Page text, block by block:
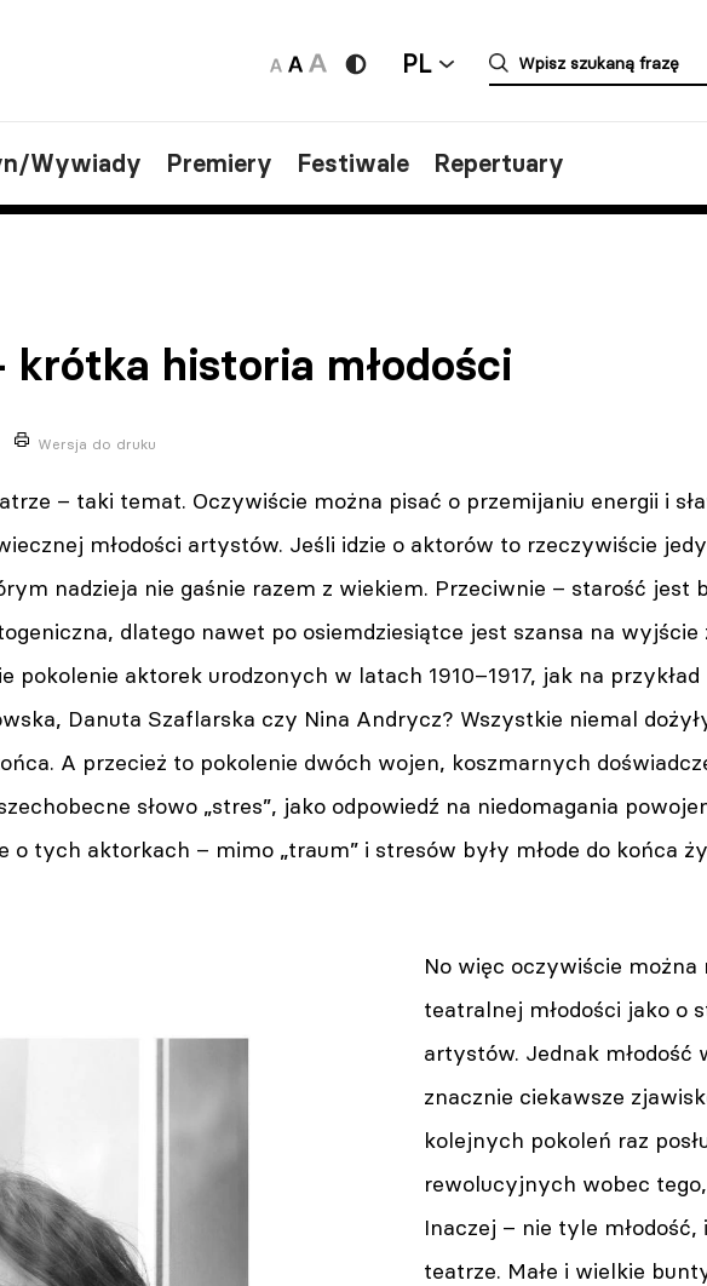
PL
Wywiady Premiery Festiwale Repertuary
krótka historia młodości
Wersja do druku
– taki temat. Oczywiście można pisać o przemijaniu energii i
młodości artystów. Jeśli idzie o aktorów to rzeczywiście
nadzieja nie gaśnie razem z wiekiem. Przeciwnie – starość jest
dlatego nawet po osiemdziesiątce jest szansa na wyjście
pokolenie aktorek urodzonych w latach 1910–1917, jak na
Danuta Szaflarska czy Nina Andrycz? Wszystkie niemal
A przecież to pokolenie dwóch wojen, koszmarnych
słowo „stres”, jako odpowiedź na niedomagania
o tych aktorkach – mimo „traum” i stresów były młode do końca
No więc oczywiście można
teatralnej młodości jako o
artystów. Jednak młodość
znacznie ciekawsze
kolejnych pokoleń raz
rewolucyjnych wobec
Inaczej – nie tyle młodość,
teatrze. Małe i wielkie